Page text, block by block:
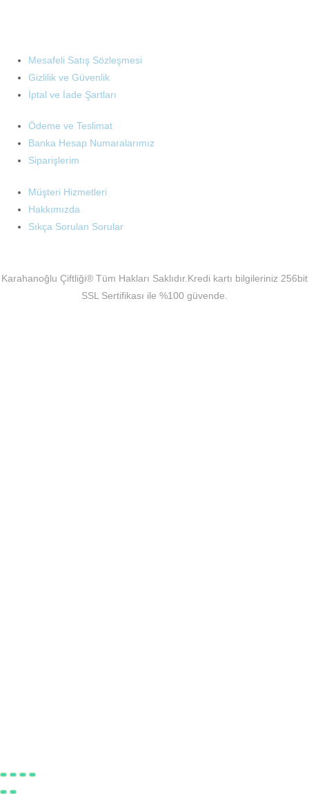
Mesafeli Satış Sözleşmesi
Gizlilik ve Güvenlik
İptal ve İade Şartları
Ödeme ve Teslimat
Banka Hesap Numaralarımız
Siparişlerim
Müşteri Hizmetleri
Hakkımızda
Sıkça Sorulan Sorular
Karahanoğlu Çiftliği® Tüm Hakları Saklıdır.Kredi kartı bilgileriniz 256bit
SSL Sertifikası ile %100 güvende.